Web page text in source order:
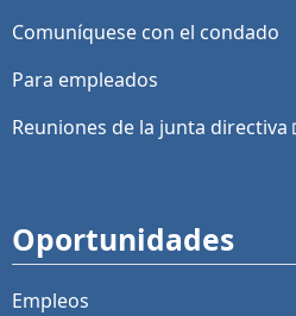
Comuníquese con el condado
Para empleados
Reuniones de la junta directiva
Oportunidades
Empleos